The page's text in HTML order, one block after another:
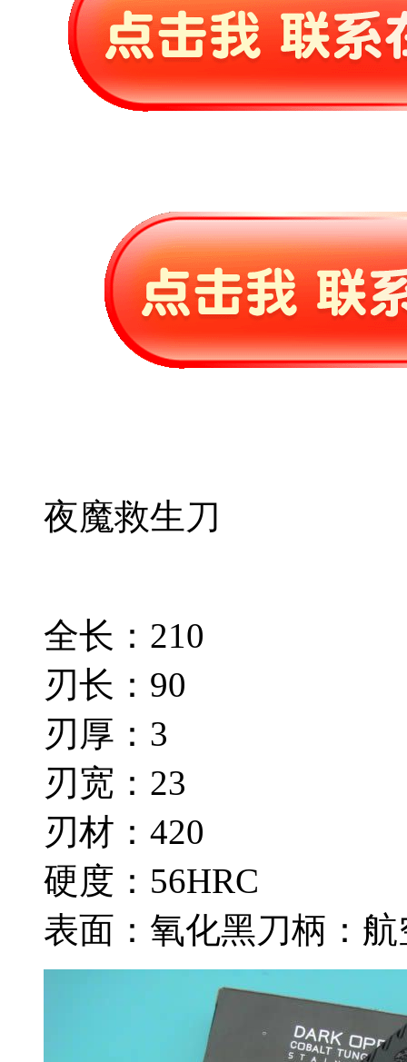
夜魔救生刀
全长：210
刃长：90
刃厚：3
刃宽：23
刃材：420
硬度：56HRC
表面：氧化黑刀柄：航